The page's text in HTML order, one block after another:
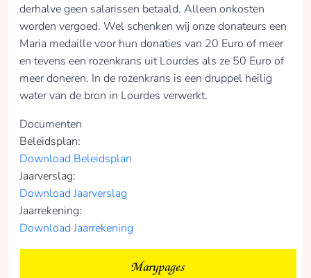
derhalve geen salarissen betaald. Alleen onkosten
worden vergoed. Wel schenken wij onze donateurs een
Maria medaille voor hun donaties van 20 Euro of meer
en tevens een rozenkrans uit Lourdes als ze 50 Euro of
meer doneren. In de rozenkrans is een druppel heilig
water van de bron in Lourdes verwerkt.
Documenten
Beleidsplan:
Download Beleidsplan
Jaarverslag:
Download Jaarverslag
Jaarrekening:
Download Jaarrekening